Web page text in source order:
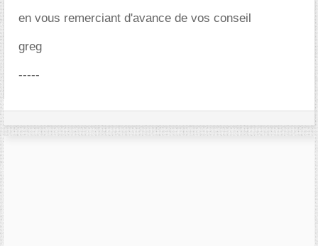
en vous remerciant d'avance de vos conseil
greg
-----